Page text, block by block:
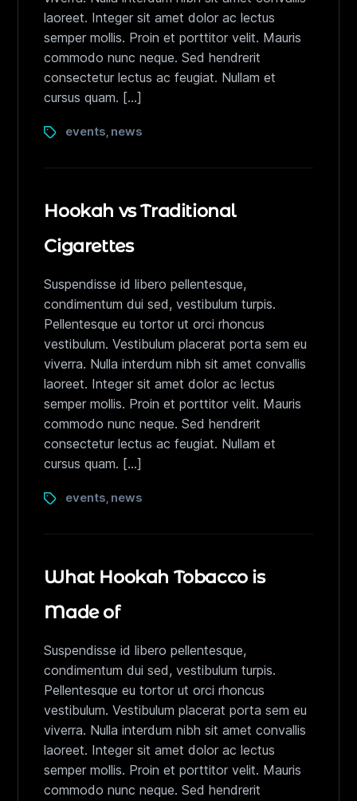
laoreet. Integer sit amet dolor ac lectus
semper mollis. Proin et porttitor velit. Mauris
commodo nunc neque. Sed hendrerit
consectetur lectus ac feugiat. Nullam et
cursus quam. […]
events news
Hookah vs Traditional
Cigarettes
Suspendisse id libero pellentesque,
condimentum dui sed, vestibulum turpis.
Pellentesque eu tortor ut orci rhoncus
vestibulum. Vestibulum placerat porta sem eu
viverra. Nulla interdum nibh sit amet convallis
laoreet. Integer sit amet dolor ac lectus
semper mollis. Proin et porttitor velit. Mauris
commodo nunc neque. Sed hendrerit
consectetur lectus ac feugiat. Nullam et
cursus quam. […]
events news
What Hookah Tobacco is
Made of
Suspendisse id libero pellentesque,
condimentum dui sed, vestibulum turpis.
Pellentesque eu tortor ut orci rhoncus
vestibulum. Vestibulum placerat porta sem eu
viverra. Nulla interdum nibh sit amet convallis
laoreet. Integer sit amet dolor ac lectus
semper mollis. Proin et porttitor velit. Mauris
commodo nunc neque. Sed hendrerit